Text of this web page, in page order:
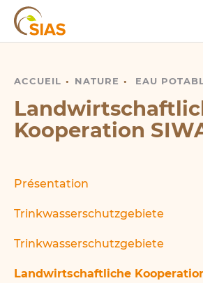
Pacte nature
Présentation
Présentation
Trinkwasserschutzgebiete
Trinkwasserschutzgebiete
SIAS
Actualités
ACCUEIL NATURE EAU
LANDWIRTSCHAFTLICHE
Kooperation
Présentation
Trinkwasserschutzgebiete
Trinkwasserschutzgebiete
Landwirtschaftliche